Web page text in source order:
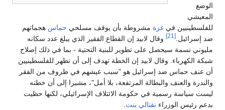
الوضع
المعيشي
للفلسطينيين في غزة مشروطة بأن يوقف مسلحي حماس هجماتهم
ضد إسرائيل. [21]
وقال لابيد إن القطاع الفقير الذي يبلغ عدد سكانه
مليوني نسمة سيحصل على تطوير للبنية التحتية - بما في ذلك إصلاح
شبكة الكهرباء. وقال لابيد إن الخطة تهدف إلى أن تظهر للفلسطينيين
أن عنف حماس ضد إسرائيل هو "سبب عيشهم في ظروف من الفقر
والندرة والعنف والبطالة المرتفعة، بلا أمل"، مشيرا إلى أن خطته
ليست سياسة رسمية في حكومة الائتلاف الإسرائيلي، لكنها حظيت
بدعم رئيس الوزراء نفتالي بنت